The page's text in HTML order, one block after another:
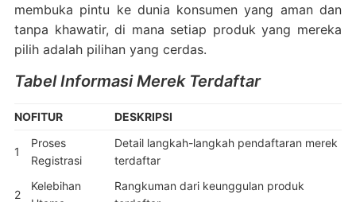
membuka pintu ke dunia konsumen yang aman dan
tanpa khawatir, di mana setiap produk yang mereka
pilih adalah pilihan yang cerdas.
Tabel Informasi Merek Terdaftar
NOFITUR DESKRIPSI
1
Proses
Registrasi
Detail langkah-langkah pendaftaran merek
terdaftar
2
Kelebihan
Rangkuman dari keunggulan produk